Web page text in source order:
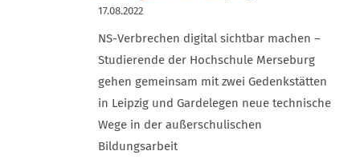
17.08.2022
NS-Verbrechen digital sichtbar machen –
Studierende der Hochschule Merseburg
gehen gemeinsam mit zwei Gedenkstätten
in Leipzig und Gardelegen neue technische
Wege in der außerschulischen
Bildungsarbeit